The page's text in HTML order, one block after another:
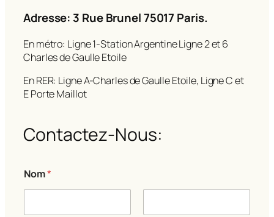
Adresse: 3 Rue Brunel 75017 Paris.
En métro: Ligne 1-Station Argentine Ligne 2 et 6
Charles de Gaulle Etoile
En RER: Ligne A-Charles de Gaulle Etoile, Ligne C et
E Porte Maillot
Contactez-Nous:
Nom*